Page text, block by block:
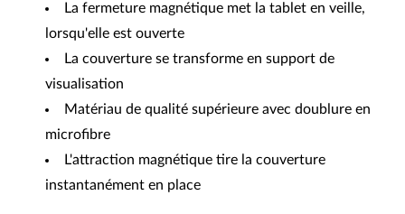
La fermeture magnétique met la tablet en veille,
lorsqu'elle est ouverte
La couverture se transforme en support de
visualisation
Matériau de qualité supérieure avec doublure en
microfibre
L'attraction magnétique tire la couverture
instantanément en place